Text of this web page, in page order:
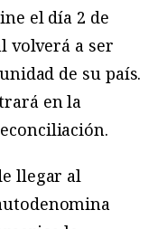
el día 2 de
volverá a ser
de su país.
en la
llegar al